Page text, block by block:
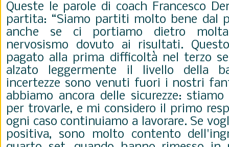
Queste le parole di coach Francesco
partita: “Siamo partiti molto bene dal
anche se ci portiamo dietro
nervosismo dovuto ai risultati.
pagato alla prima difficoltà nel terzo
alzato leggermente il livello della
incertezze sono venuti fuori i nostri
abbiamo ancora delle sicurezze:
per trovarle, e mi considero il primo
ogni caso continuiamo a lavorare. Se
positiva, sono molto contento